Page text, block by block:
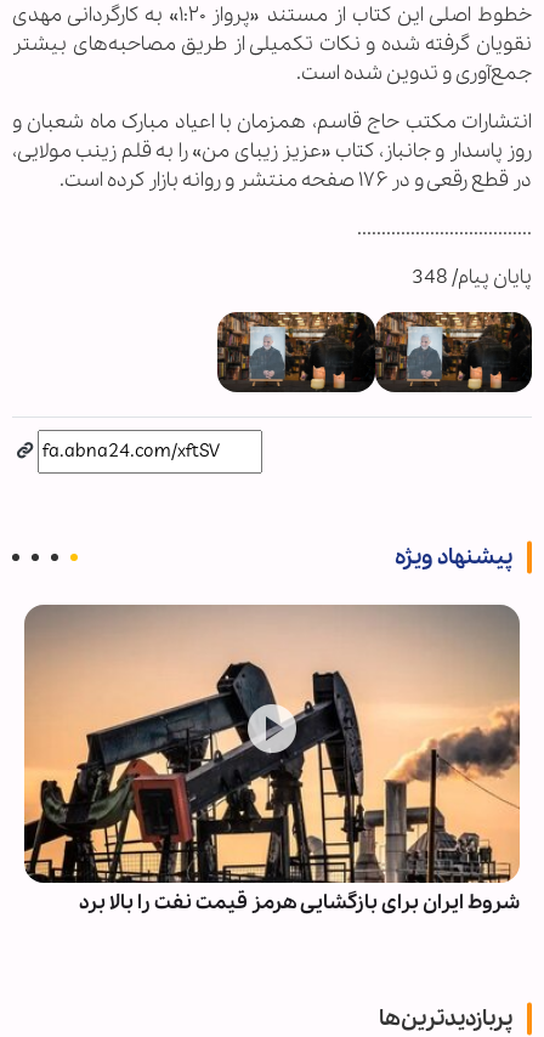
خطوط اصلی این کتاب از مستند «پرواز ۱:۲۰» به کارگردانی مهدی
نقویان گرفته شده و نکات تکمیلی از طریق مصاحبه‌های بیشتر
جمع‌آوری و تدوین شده است.
انتشارات مکتب حاج قاسم، همزمان با اعیاد مبارک ماه شعبان و
روز پاسدار و جانباز، کتاب «عزیز زیبای من» را به قلم زینب مولایی،
در قطع رقعی و در ۱۷۶ صفحه منتشر و روانه بازار کرده است.
....................................
پایان پیام/ 348
پیشنهاد ویژه
شروط ایران برای بازگشایی هرمز قیمت نفت را بالا برد
پربازدیدترین‌ها